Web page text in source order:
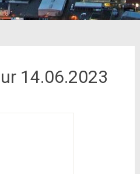
14.06.2023